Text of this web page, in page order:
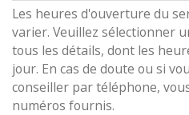
Les heures d'ouverture du
varier. Veuillez sélectionner
tous les détails, dont les
jour. En cas de doute ou si
conseiller par téléphone,
numéros fournis.